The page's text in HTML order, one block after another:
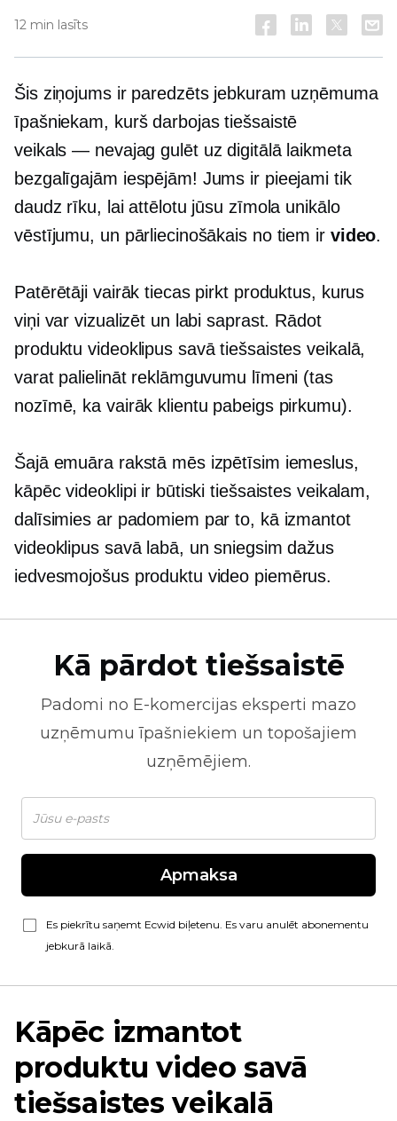
12 min lasīts
Šis ziņojums ir paredzēts jebkuram uzņēmuma
īpašniekam, kurš darbojas tiešsaistē
veikals — nevajag gulēt uz digitālā laikmeta
bezgalīgajām iespējām! Jums ir pieejami tik
daudz rīku, lai attēlotu jūsu zīmola unikālo
vēstījumu, un pārliecinošākais no tiem ir video.
Patērētāji vairāk tiecas pirkt produktus, kurus
viņi var vizualizēt un labi saprast. Rādot
produktu videoklipus savā tiešsaistes veikalā,
varat palielināt reklāmguvumu līmeni (tas
nozīmē, ka vairāk klientu pabeigs pirkumu).
Šajā emuāra rakstā mēs izpētīsim iemeslus,
kāpēc videoklipi ir būtiski tiešsaistes veikalam,
dalīsimies ar padomiem par to, kā izmantot
videoklipus savā labā, un sniegsim dažus
iedvesmojošus produktu video piemērus.
Kā pārdot tiešsaistē
Padomi no E-komercijas eksperti mazo
uzņēmumu īpašniekiem un topošajiem
uzņēmējiem.
Apmaksa
Es piekrītu saņemt Ecwid biļetenu. Es varu anulēt abonementu
jebkurā laikā.
Kāpēc izmantot
produktu video savā
tiešsaistes veikalā